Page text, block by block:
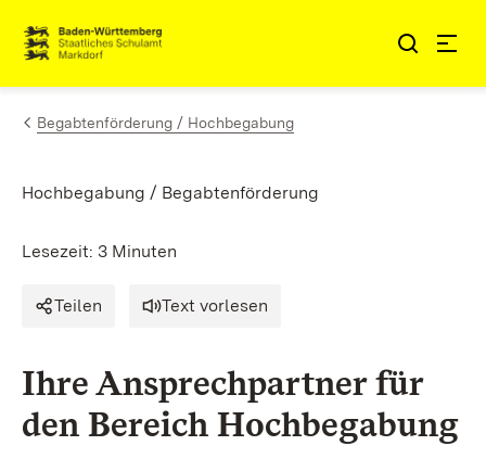
Zum Inhalt springen
Link zur Startseite
Begabtenförderung / Hochbegabung
Hochbegabung / Begabtenförderung
Lesezeit: 3 Minuten
Teilen Text vorlesen
Ihre Ansprechpartner für
den Bereich Hochbegabung